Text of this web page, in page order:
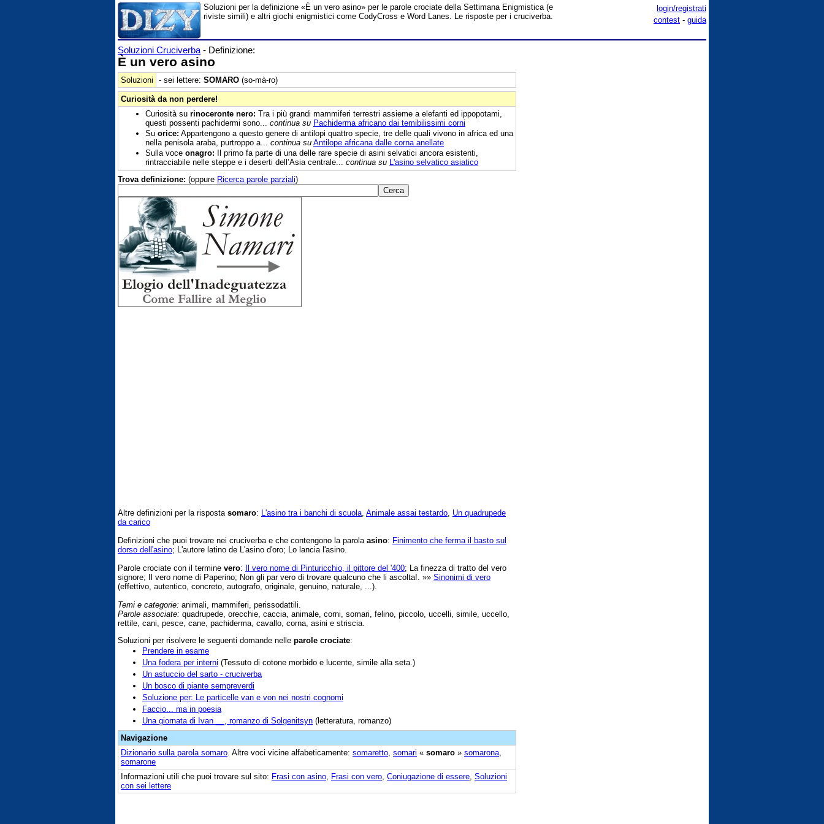
login/registrati
contest - guida
Soluzioni per la definizione «È un vero asino» per le parole crociate della Settimana Enigmistica (e
riviste simili) e altri giochi enigmistici come CodyCross e Word Lanes. Le risposte per i cruciverba.
Soluzioni Cruciverba - Definizione:
È un vero asino
Soluzioni - sei lettere: SOMARO (so-mà-ro)
Curiosità da non perdere!
Curiosità su rinoceronte nero: Tra i più grandi mammiferi terrestri assieme a elefanti ed ippopotami,
questi possenti pachidermi sono... continua su Pachiderma africano dai temibilissimi corni
Su orice: Appartengono a questo genere di antilopi quattro specie, tre delle quali vivono in africa ed una
nella penisola araba, purtroppo a... continua su Antilope africana dalle corna anellate
Sulla voce onagro: Il primo fa parte di una delle rare specie di asini selvatici ancora esistenti,
rintracciabile nelle steppe e i deserti dell’Asia centrale... continua su L'asino selvatico asiatico
Trova definizione: (oppure Ricerca parole parziali)
Altre definizioni per la risposta somaro: L'asino tra i banchi di scuola Animale assai testardo Un quadrupede
da carico
Definizioni che puoi trovare nei cruciverba e che contengono la parola asino: Finimento che ferma il basto sul
dorso dell'asino; L'autore latino de L'asino d'oro; Lo lancia l'asino.
Parole crociate con il termine vero: Il vero nome di Pinturicchio, il pittore del '400; La finezza di tratto del vero
signore; Il vero nome di Paperino; Non gli par vero di trovare qualcuno che li ascolta!. »» Sinonimi di vero
(effettivo, autentico, concreto, autografo, originale, genuino, naturale, ...).
Temi e categorie: animali, mammiferi, perissodattili.
Parole associate: quadrupede, orecchie, caccia, animale, corni, somari, felino, piccolo, uccelli, simile, uccello,
rettile, cani, pesce, cane, pachiderma, cavallo, corna, asini e striscia.
Soluzioni per risolvere le seguenti domande nelle parole crociate:
Prendere in esame
Una fodera per interni (Tessuto di cotone morbido e lucente, simile alla seta.)
Un astuccio del sarto - cruciverba
Un bosco di piante sempreverdi
Soluzione per: Le particelle van e von nei nostri cognomi
Faccio... ma in poesia
Una giornata di Ivan __, romanzo di Solgenitsyn (letteratura, romanzo)
Navigazione
Dizionario sulla parola somaro . Altre voci vicine alfabeticamente: somaretto somari « somaro » somarona
somarone
Informazioni utili che puoi trovare sul sito: Frasi con asino Frasi con vero Coniugazione di essere Soluzioni
con sei lettere